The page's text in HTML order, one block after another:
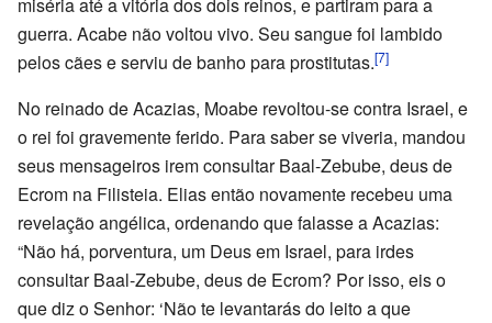
miséria até a vitória dos dois reinos, e partiram para a
guerra. Acabe não voltou vivo. Seu sangue foi lambido
pelos cães e serviu de banho para prostitutas.[7]
No reinado de Acazias, Moabe revoltou-se contra Israel, e
o rei foi gravemente ferido. Para saber se viveria, mandou
seus mensageiros irem consultar Baal-Zebube, deus de
Ecrom na Filisteia. Elias então novamente recebeu uma
revelação angélica, ordenando que falasse a Acazias:
“Não há, porventura, um Deus em Israel, para irdes
consultar Baal-Zebube, deus de Ecrom? Por isso, eis o
que diz o Senhor: ‘Não te levantarás do leito a que